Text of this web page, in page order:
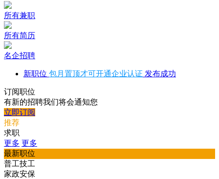
所有兼职
所有简历
名企招聘
新职位 包月置顶才可开通企业认证 发布成功
订阅职位
有新的招聘我们将会通知您
立即订阅
推荐
求职
更多 更多
最新职位
普工技工
家政安保